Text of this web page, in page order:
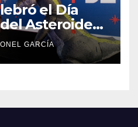
el Día
Asteroide
para toda la
GARCÍA